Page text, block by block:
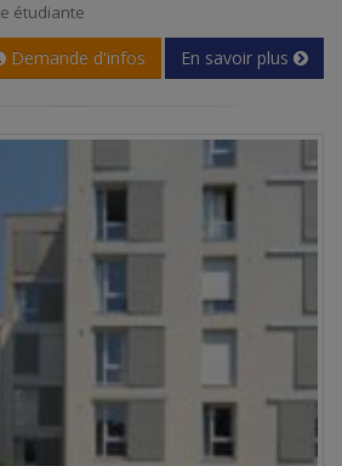
étudiante
Demande d'infos En savoir plus